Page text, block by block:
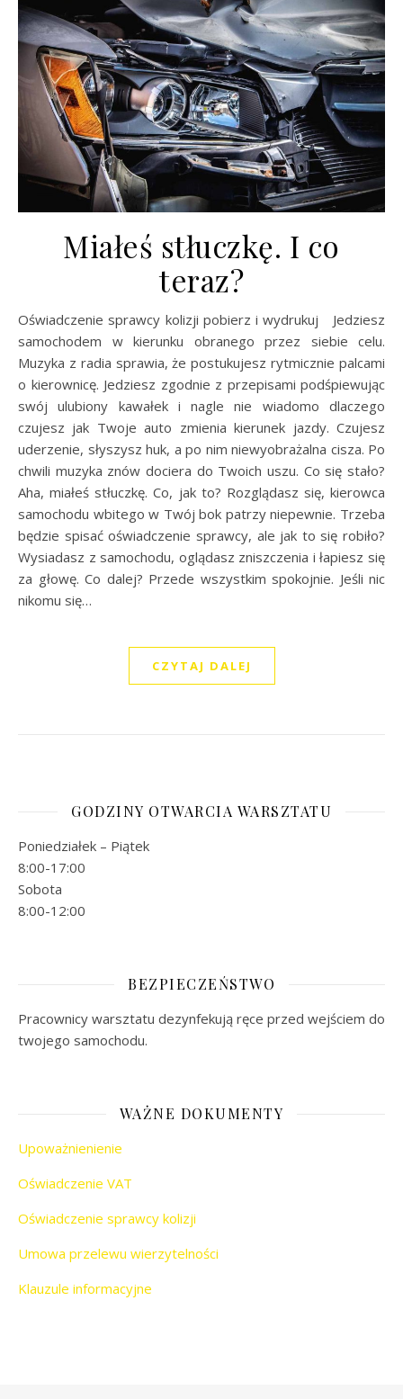
Miałeś stłuczkę. I co
teraz?
Oświadczenie sprawcy kolizji pobierz i wydrukuj Jedziesz
samochodem w kierunku obranego przez siebie celu.
Muzyka z radia sprawia, że postukujesz rytmicznie palcami
o kierownicę. Jedziesz zgodnie z przepisami podśpiewując
swój ulubiony kawałek i nagle nie wiadomo dlaczego
czujesz jak Twoje auto zmienia kierunek jazdy. Czujesz
uderzenie, słyszysz huk, a po nim niewyobrażalna cisza. Po
chwili muzyka znów dociera do Twoich uszu. Co się stało?
Aha, miałeś stłuczkę. Co, jak to? Rozglądasz się, kierowca
samochodu wbitego w Twój bok patrzy niepewnie. Trzeba
będzie spisać oświadczenie sprawcy, ale jak to się robiło?
Wysiadasz z samochodu, oglądasz zniszczenia i łapiesz się
za głowę. Co dalej? Przede wszystkim spokojnie. Jeśli nic
nikomu się…
CZYTAJ DALEJ
GODZINY OTWARCIA WARSZTATU
Poniedziałek – Piątek
8:00-17:00
Sobota
8:00-12:00
BEZPIECZEŃSTWO
Pracownicy warsztatu dezynfekują ręce przed wejściem do
twojego samochodu.
WAŻNE DOKUMENTY
Upoważnienienie
Oświadczenie VAT
Oświadczenie sprawcy kolizji
Umowa przelewu wierzytelności
Klauzule informacyjne